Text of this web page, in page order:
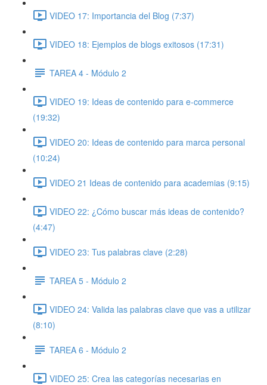
VIDEO 17: Importancia del Blog (7:37)
VIDEO 18: Ejemplos de blogs exitosos (17:31)
TAREA 4 - Módulo 2
VIDEO 19: Ideas de contenido para e-commerce
(19:32)
VIDEO 20: Ideas de contenido para marca personal
(10:24)
VIDEO 21 Ideas de contenido para academias (9:15)
VIDEO 22: ¿Cómo buscar más ideas de contenido?
(4:47)
VIDEO 23: Tus palabras clave (2:28)
TAREA 5 - Módulo 2
VIDEO 24: Valida las palabras clave que vas a utilizar
(8:10)
TAREA 6 - Módulo 2
VIDEO 25: Crea las categorías necesarias en